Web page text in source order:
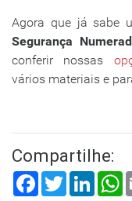
Agora que já sabe
Segurança
conferir nossas
vários materiais e
Compartilhe:
FacebookTwitter